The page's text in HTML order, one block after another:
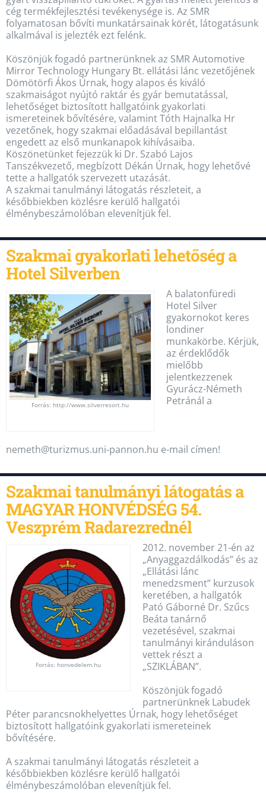
cég termékfejlesztési tevékenysége is. Az SMR
folyamatosan bővíti munkatársainak körét, látogatásunk
alkalmával is jelezték ezt felénk.
Köszönjük fogadó partnerünknek az SMR Automotive
Mirror Technology Hungary Bt. ellátási lánc vezetőjének
Dömötörfi Ákos Úrnak, hogy alapos és kiváló
szakmaiságot nyújtó raktár és gyár bemutatással,
lehetőséget biztosított hallgatóink gyakorlati
ismereteinek bővítésére, valamint Tóth Hajnalka Hr
vezetőnek, hogy szakmai előadásával bepillantást
engedett az első munkanapok kihívásaiba.
Köszönetünket fejezzük ki Dr. Szabó Lajos
Tanszékvezető, megbízott Dékán Úrnak, hogy lehetővé
tette a hallgatók szervezett utazását.
A szakmai tanulmányi látogatás részleteit, a
későbbiekben közlésre kerülő hallgatói
élménybeszámolóban elevenítjük fel.
Szakmai gyakorlati lehetőség a
Hotel Silverben
Forrás: http://www.silverresort.hu
A balatonfüredi
Hotel Silver
gyakornokot keres
londiner
munkakörbe. Kérjük,
az érdeklődők
mielőbb
jelentkezzenek
Gyurácz-Németh
Petránál a
nemeth@turizmus.uni-pannon.hu e-mail címen!
Szakmai tanulmányi látogatás a
MAGYAR HONVÉDSÉG 54.
Veszprém Radarezrednél
Forrás: honvedelem.hu
2012. november 21-én az
„Anyaggazdálkodás” és az
„Ellátási lánc
menedzsment” kurzusok
keretében, a hallgatók
Pató Gáborné Dr. Szűcs
Beáta tanárnő
vezetésével, szakmai
tanulmányi kiránduláson
vettek részt a
„SZIKLÁBAN”.
Köszönjük fogadó
partnerünknek Labudek
Péter parancsnokhelyettes Úrnak, hogy lehetőséget
biztosított hallgatóink gyakorlati ismereteinek
bővítésére.
A szakmai tanulmányi látogatás részleteit a
későbbiekben közlésre kerülő hallgatói
élménybeszámolóban elevenítjük fel.